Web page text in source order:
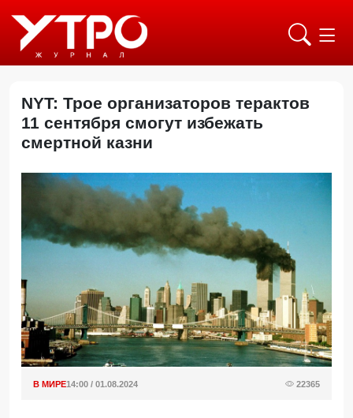
NYT: Трое организаторов терактов
11 сентября смогут избежать
смертной казни
В МИРЕ14:00 / 01.08.2024 22365